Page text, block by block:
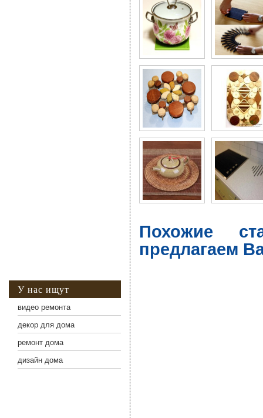
Похожие
предлагаем
У нас ищут
видео ремонта
декор для дома
ремонт дома
дизайн дома